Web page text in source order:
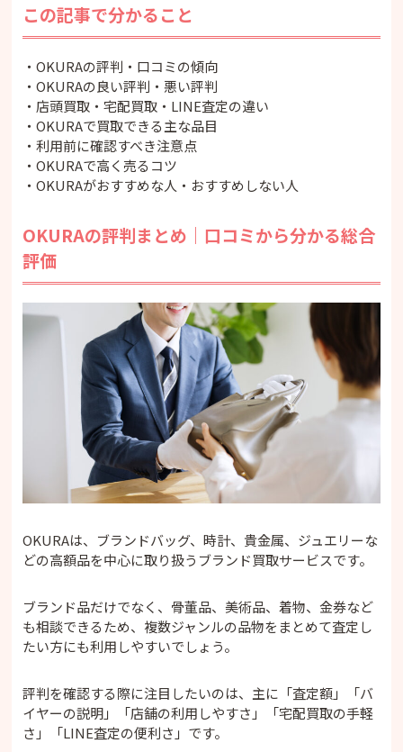
・宅配買取
・LINE査定
・出張買取
OKURAで買取できる品目
・ブランドバッグ
・時計
・金・貴金属
・宝石・ジュエリー
・ブランド小物・アパレル
・骨董品・美術品・着物
OKURAのメリット
・専任バイヤーが査定・鑑定する
・ブランド品や時計に強い
・店頭買取・宅配買取・LINE査定を選べる
・査定料やキャンセル料が無料で相談しやすい
・国内外の販売ルートがある
OKURAのデメリット・注意点
・査定額は相場や状態によって変わる
・LINE査定は目安金額になる
・一部品目は買取できない場合がある
・高額品は一時預かりになる場合がある
・本人確認書類が必要
・OKURAがおすすめな人
・OKURAをおすすめしない人
OKURAで高く売るコツ
・複数社で査定額を比較する
・付属品をそろえる
・金やプラチナは相場を確認する
・時計は早めに売ることも検討する
・LINE査定で事前に目安を確認する
この記事で分かること
・OKURAの評判・口コミの傾向
・OKURAの良い評判・悪い評判
・店頭買取・宅配買取・LINE査定の違い
・OKURAで買取できる主な品目
・利用前に確認すべき注意点
・OKURAで高く売るコツ
・OKURAがおすすめな人・おすすめしない人
OKURAの評判まとめ｜口コミから分かる総合
評価
OKURAは、ブランドバッグ、時計、貴金属、ジュエリーな
どの高額品を中心に取り扱うブランド買取サービスです。
ブランド品だけでなく、骨董品、美術品、着物、金券など
も相談できるため、複数ジャンルの品物をまとめて査定し
たい方にも利用しやすいでしょう。
評判を確認する際に注目したいのは、主に「査定額」「バ
イヤーの説明」「店舗の利用しやすさ」「宅配買取の手軽
さ」「LINE査定の便利さ」です。